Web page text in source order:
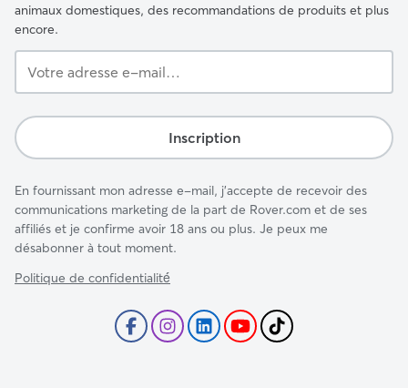
animaux domestiques, des recommandations de produits et plus
encore.
adresse
mail…
Inscription
En fournissant mon adresse e-mail, j'accepte de recevoir des
communications marketing de la part de Rover.com et de ses
affiliés et je confirme avoir 18 ans ou plus. Je peux me
désabonner à tout moment.
Politique de confidentialité́